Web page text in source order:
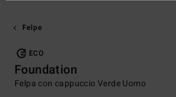
Felpe
ECO
Foundation
Felpa con cappuccio Verde Uomo